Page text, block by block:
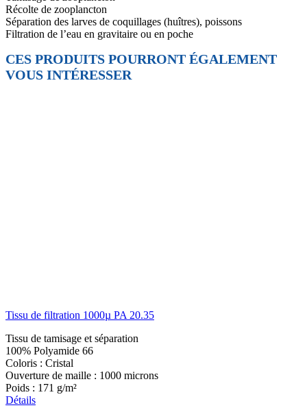
Récolte de zooplancton
Séparation des larves de coquillages (huîtres), poissons
Filtration de l’eau en gravitaire ou en poche
CES PRODUITS POURRONT ÉGALEMENT
VOUS INTÉRESSER
Tissu de filtration 1000µ PA 20.35
Tissu de tamisage et séparation
100% Polyamide 66
Coloris : Cristal
Ouverture de maille : 1000 microns
Poids : 171 g/m²
Détails